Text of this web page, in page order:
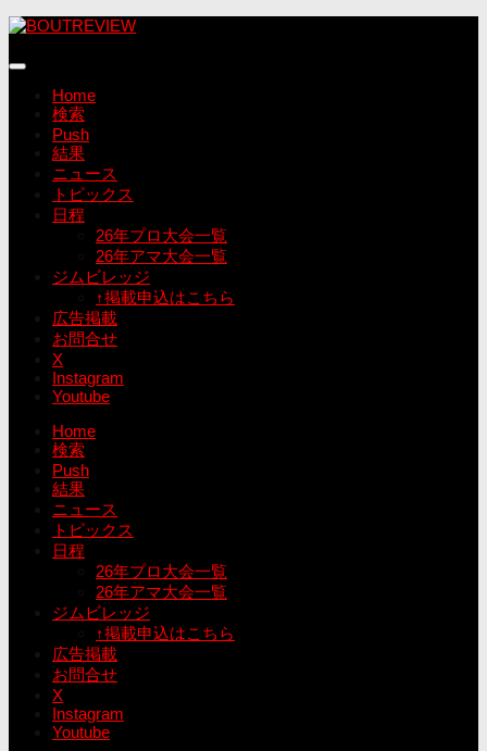
コ
テ
Home
検索
Push
結果
ニュース
トピックス
日程
26年プロ大会一覧
26年アマ大会一覧
ジムビレッジ
↑掲載申込はこちら
広告掲載
お問合せ
X
Instagram
Youtube
Home
検索
Push
結果
ニュース
トピックス
日程
26年プロ大会一覧
26年アマ大会一覧
ジムビレッジ
↑掲載申込はこちら
広告掲載
お問合せ
X
Instagram
Youtube